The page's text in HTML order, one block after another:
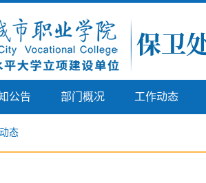
公告 部门概况 工作动态
态